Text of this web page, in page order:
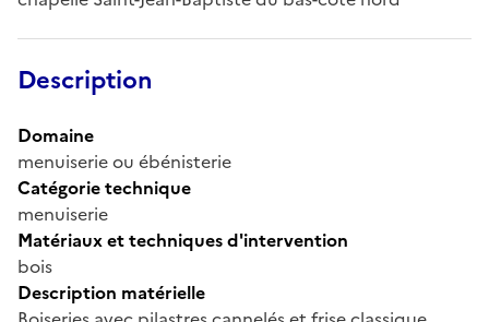
Description
Domaine
menuiserie ou ébénisterie
Catégorie technique
menuiserie
Matériaux et techniques d'intervention
bois
Description matérielle